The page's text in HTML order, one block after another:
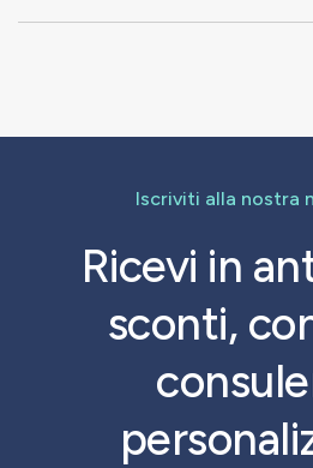
Iscriviti alla nostra
Ricevi in
sconti,